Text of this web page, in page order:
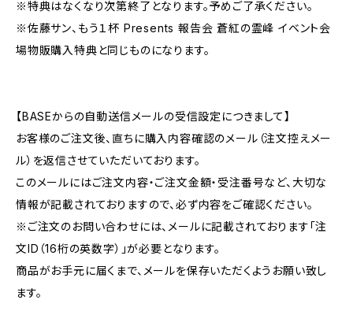
※特典はなくなり次第終了となります。予めご了承ください。
※佐藤サン、もう１杯 Presents 報告会 蒼紅の霊峰 イベント会
場物販購入特典と同じものになります。
【BASEからの自動送信メールの受信設定につきまして】
お客様のご注文後、直ちに購入内容確認のメール（注文控えメー
ル）を返信させていただいております。
このメールにはご注文内容・ご注文金額・受注番号など、大切な
情報が記載されておりますので、必ず内容をご確認ください。
※ご注文のお問い合わせには、メールに記載されております「注
文ID（16桁の英数字）」が必要となります。
商品がお手元に届くまで、メールを保存いただくようお願い致し
ます。